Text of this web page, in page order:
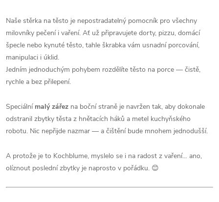
Naše stěrka na těsto je nepostradatelný pomocník pro všechny
milovníky pečení i vaření. Ať už připravujete dorty, pizzu, domácí
špecle nebo kynuté těsto, tahle škrabka vám usnadní porcování,
manipulaci i úklid.
Jedním jednoduchým pohybem rozdělíte těsto na porce — čistě,
rychle a bez přilepení.
Speciální malý zářez na boční straně je navržen tak, aby dokonale
odstranil zbytky těsta z hnětacích háků a metel kuchyňského
robotu. Nic nepřijde nazmar — a čištění bude mnohem jednodušší.
A protože je to Kochblume, myslelo se i na radost z vaření… ano,
olíznout poslední zbytky je naprosto v pořádku. 😊